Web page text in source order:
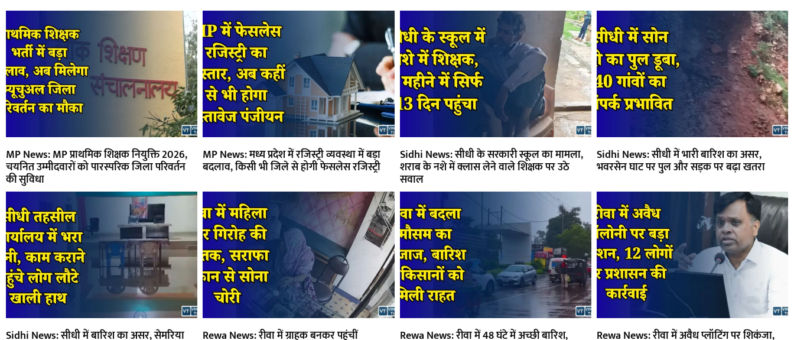
MP News: MP प्राथमिक शिक्षक नियुक्ति 2026,
चयनित उम्मीदवारों को पारस्परिक जिला परिवर्तन
की सुविधा
MP News: मध्य प्रदेश में रजिस्ट्री व्यवस्था में बड़ा
बदलाव, किसी भी जिले से होगी फेसलेस रजिस्ट्री
Sidhi News: सीधी के सरकारी स्कूल का मामला,
शराब के नशे में क्लास लेने वाले शिक्षक पर उठे
सवाल
Sidhi News: सीधी में भारी बारिश का असर,
भवरसेन घाट पर पुल और सड़क पर बढ़ा खतरा
Sidhi News: सीधी में बारिश का असर, सेमरिया Rewa News: रीवा में ग्राहक बनकर पहुंचीं Rewa News: रीवा में 48 घंटे में अच्छी बारिश, Rewa News: रीवा में अवैध प्लॉटिंग पर शिकंजा,